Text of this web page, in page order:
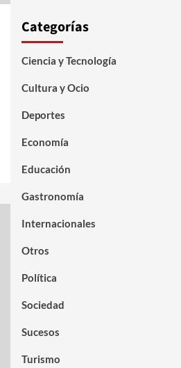
Categorías
Ciencia y Tecnología
Cultura y Ocio
Deportes
Economía
Educación
Gastronomía
Internacionales
Otros
Política
Sociedad
Sucesos
Turismo